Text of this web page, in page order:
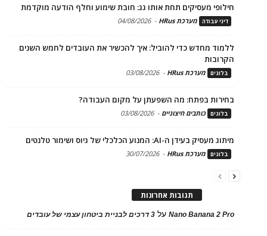
חילופי מעסיקים תחת אותו גג: חובת שימוע וחלף הודעה מוקדמת
דיני עבודה מערכת HRus -
04/08/2026
ללמוד מחדש כדי להוביל: איך להכשיר את העובדים לחמש השנים
הקרובות
בלוגים מערכת HRus -
03/08/2026
בחירות בפתח: מה השפעתן על מקום העבודה?
בלוגים כותבים חיצוניים -
03/08/2026
מיתוג מעסיק בעידן ה-AI: המנוע הכלכלי של גיוס ושימור טלנטים
בלוגים מערכת HRus -
30/07/2026
תגובות אחרונות
Nano Banana 2 Proעל 3 דרכים לבניית ביטחון עצמי של עובדים